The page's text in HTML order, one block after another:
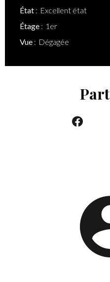
État
Excellent état
Étage
1er
Vue
Dégagée